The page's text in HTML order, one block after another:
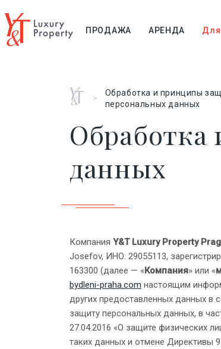
ПРОДАЖА АРЕНДА Для
Главная
>
Обработка и принципы
персональных данных
данных
Компания Y&T Luxury Property
Josefov, ИНО: 29055113,
163300 (далее — «Компания» или «
bydleni-praha.com настоящим
других предоставленных данных
защиту персональных данных, в
27.04.2016 «О защите физических
таких данных и отмене Директивы